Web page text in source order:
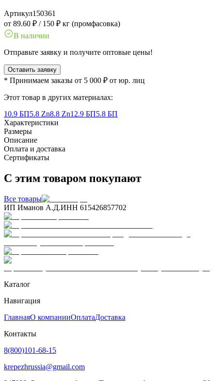
Артикул150361
от 89.60 ₽ / 150 ₽ кг (промфасовка)
В наличии
Отправьте заявку и получите оптовые цены!
Оставить заявку
* Принимаем заказы от 5 000 ₽ от юр. лиц
Этот товар в других материалах:
10.9 БП5.8 Zn8.8 Zn12.9 БП5.8 БП
Характеристики
Размеры
Описание
Оплата и доставка
Сертификаты
С этим товаром покупают
Все товары
ИП Иманов А.Д.ИНН 615426857702
Каталог
Навигация
ГлавнаяО компанииОплатаДоставка
Контакты
8(800)101-68-15
krepezhrussia@gmail.com